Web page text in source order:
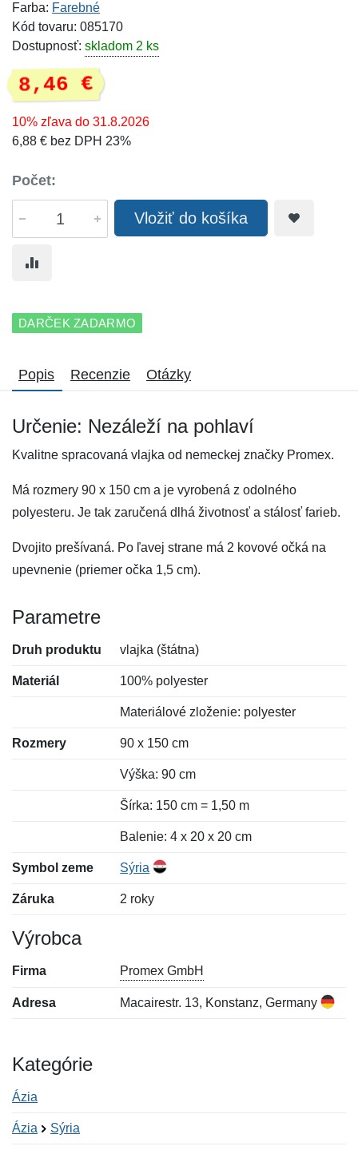
Farba: Farebné
Kód tovaru: 085170
Dostupnosť: skladom 2 ks
8,46 €
10% zľava do 31.8.2026
6,88 € bez DPH 23%
Počet:
Vložiť do košíka
DARČEK ZADARMO
Popis Recenzie Otázky
Určenie: Nezáleží na pohlaví
Kvalitne spracovaná vlajka od nemeckej značky Promex.
Má rozmery 90 x 150 cm a je vyrobená z odolného
polyesteru. Je tak zaručená dlhá životnosť a stálosť farieb.
Dvojito prešívaná. Po ľavej strane má 2 kovové očká na
upevnenie (priemer očka 1,5 cm).
Parametre
Druh produktu vlajka (štátna)
Materiál 100% polyester
Materiálové zloženie: polyester
Rozmery 90 x 150 cm
Výška: 90 cm
Šírka: 150 cm = 1,50 m
Balenie: 4 x 20 x 20 cm
Symbol zeme Sýria
Záruka 2 roky
Výrobca
Firma Promex GmbH
Adresa Macairestr. 13, Konstanz, Germany
Kategórie
Ázia
Ázia Sýria